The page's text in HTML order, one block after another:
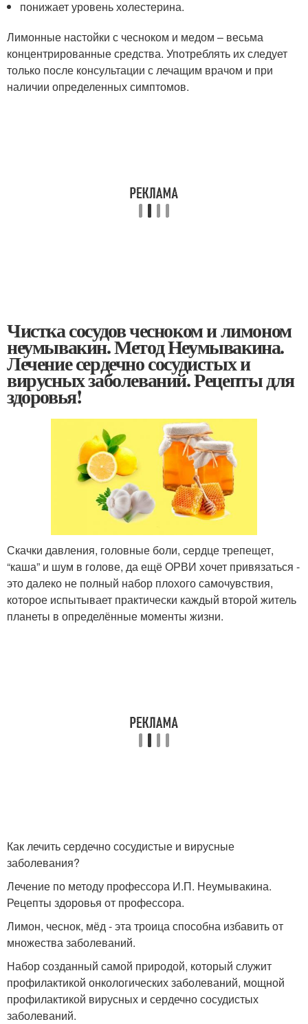
понижает уровень холестерина.
Лимонные настойки с чесноком и медом – весьма
концентрированные средства. Употреблять их следует
только после консультации с лечащим врачом и при
наличии определенных симптомов.
Чистка сосудов чесноком и лимоном
неумывакин. Метод Неумывакина.
Лечение сердечно сосудистых и
вирусных заболеваний. Рецепты для
здоровья!
Скачки давления, головные боли, сердце трепещет,
“каша” и шум в голове, да ещё ОРВИ хочет привязаться -
это далеко не полный набор плохого самочувствия,
которое испытывает практически каждый второй житель
планеты в определённые моменты жизни.
Как лечить сердечно сосудистые и вирусные
заболевания?
Лечение по методу профессора И.П. Неумывакина.
Рецепты здоровья от профессора.
Лимон, чеснок, мёд - эта троица способна избавить от
множества заболеваний.
Набор созданный самой природой, который служит
профилактикой онкологических заболеваний, мощной
профилактикой вирусных и сердечно сосудистых
заболеваний.